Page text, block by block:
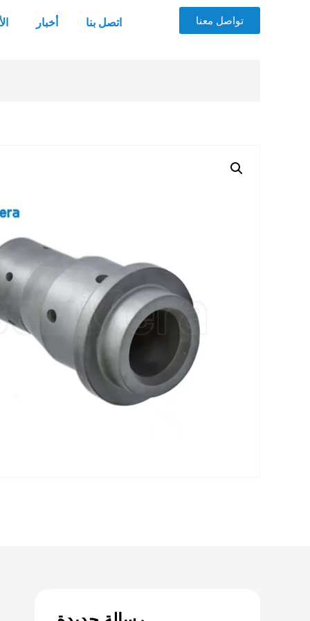
أخبار اتصل بنا تواصل معنا